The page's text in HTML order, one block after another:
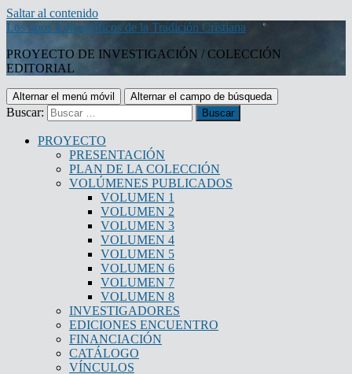
Saltar al contenido
Los tipos iconográficos de la Tradición Cristiana
PROYECTO DE INVESTIGACIÓN / COLECCIÓN
EDITORIAL
Alternar el menú móvil Alternar el campo de búsqueda
Buscar:
PROYECTO
PRESENTACIÓN
PLAN DE LA COLECCIÓN
VOLÚMENES PUBLICADOS
VOLUMEN 1
VOLUMEN 2
VOLUMEN 3
VOLUMEN 4
VOLUMEN 5
VOLUMEN 6
VOLUMEN 7
VOLUMEN 8
INVESTIGADORES
EDICIONES ENCUENTRO
FINANCIACIÓN
CATÁLOGO
VÍNCULOS